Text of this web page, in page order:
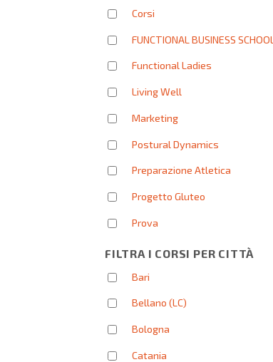
Corsi
FUNCTIONAL BUSINESS SCHOOL
Functional Ladies
Living Well
Marketing
Postural Dynamics
Preparazione Atletica
Progetto Gluteo
Prova
FILTRA I CORSI PER CITTÀ
Bari
Bellano (LC)
Bologna
Catania